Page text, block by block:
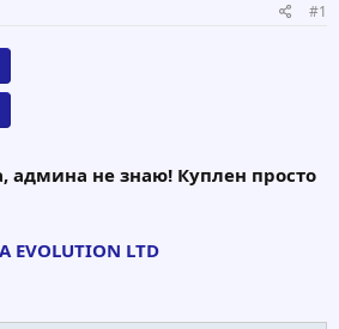
#1
админа не знаю! Куплен просто
EVOLUTION LTD